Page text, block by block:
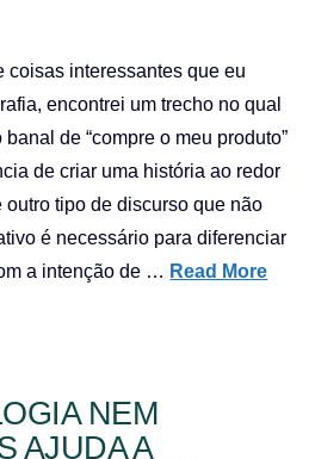
coisas interessantes que eu
encontrei um trecho no qual
de “compre o meu produto”
de criar uma história ao redor
outro tipo de discurso que não
é necessário para diferenciar
a intenção de … Read More
NEM
AJUDA A